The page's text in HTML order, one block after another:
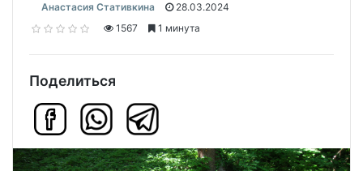
Анастасия Стативкина
28.03.2024
1567
1 минута
Поделиться